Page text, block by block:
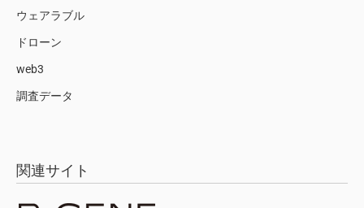
ウェアラブル
ドローン
web3
調査データ
関連サイト